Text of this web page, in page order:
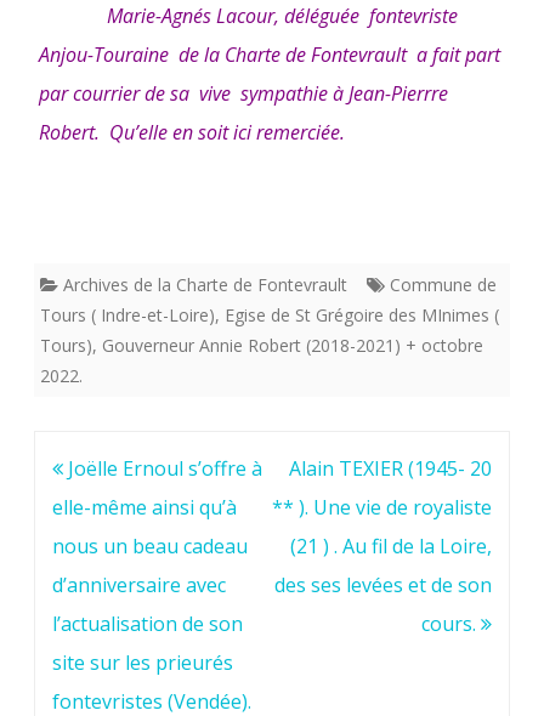
Marie-Agnés Lacour, déléguée fontevriste
Anjou-Touraine de la Charte de Fontevrault a fait part
par courrier de sa vive sympathie à Jean-Pierrre
Robert. Qu’elle en soit ici remerciée.
Archives de la Charte de Fontevrault
Commune de
Tours ( Indre-et-Loire), Egise de St Grégoire des MInimes (
Tours), Gouverneur Annie Robert (2018-2021) + octobre
2022.
Navigation
de
l’article
Joëlle Ernoul s’offre à
elle-même ainsi qu’à
nous un beau cadeau
d’anniversaire avec
l’actualisation de son
site sur les prieurés
fontevristes (Vendée).
Alain TEXIER (1945- 20
** ). Une vie de royaliste
(21 ) . Au fil de la Loire,
des ses levées et de son
cours.